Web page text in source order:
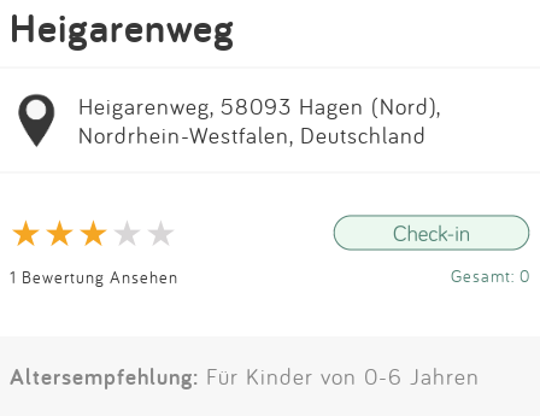
Heigarenweg
Heigarenweg, 58093 Hagen (Nord),
Nordrhein-Westfalen, Deutschland
1 Bewertung Ansehen Gesamt: 0
Altersempfehlung: Für Kinder von 0-6 Jahren